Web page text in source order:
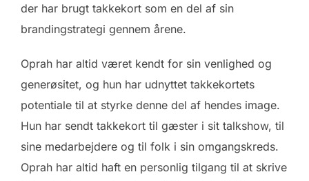
der har brugt takkekort som en del af sin
brandingstrategi gennem årene.
Oprah har altid været kendt for sin venlighed og
generøsitet, og hun har udnyttet takkekortets
potentiale til at styrke denne del af hendes image.
Hun har sendt takkekort til gæster i sit talkshow, til
sine medarbejdere og til folk i sin omgangskreds.
Oprah har altid haft en personlig tilgang til at skrive